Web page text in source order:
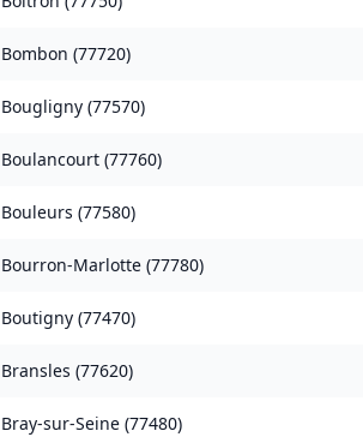
Bombon (77720)
Bougligny (77570)
Boulancourt (77760)
Bouleurs (77580)
Bourron-Marlotte (77780)
Boutigny (77470)
Bransles (77620)
Bray-sur-Seine (77480)